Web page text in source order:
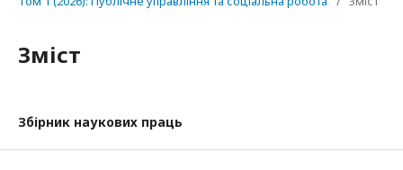
Зміст
Збірник наукових праць